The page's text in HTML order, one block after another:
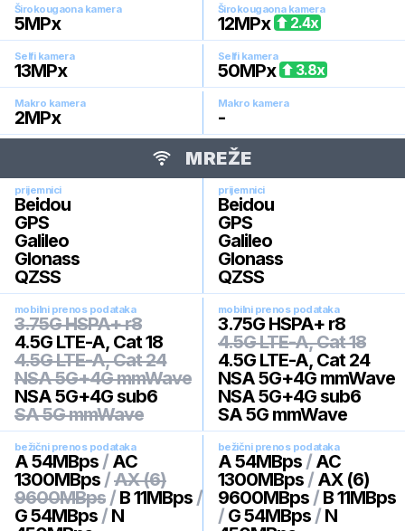
Širokougaona kamera
5MPx
Širokougaona kamera
12MPx 2.4x
Selfi kamera
13MPx
Selfi kamera
50MPx 3.8x
Makro kamera
2MPx
Makro kamera
-
MREŽE
prijemnici
Beidou
GPS
Galileo
Glonass
QZSS
prijemnici
Beidou
GPS
Galileo
Glonass
QZSS
mobilni prenos podataka
3.75G HSPA+ r8
4.5G LTE-A, Cat 18
4.5G LTE-A, Cat 24
NSA 5G+4G mmWave
NSA 5G+4G sub6
SA 5G mmWave
mobilni prenos podataka
3.75G HSPA+ r8
4.5G LTE-A, Cat 18
4.5G LTE-A, Cat 24
NSA 5G+4G mmWave
NSA 5G+4G sub6
SA 5G mmWave
bežični prenos podataka
A 54MBps / AC
1300MBps /AX (6)
9600MBps / B 11MBps /
G 54MBps / N
bežični prenos podataka
A 54MBps / AC
1300MBps / AX (6)
9600MBps / B 11MBps
/ G 54MBps / N